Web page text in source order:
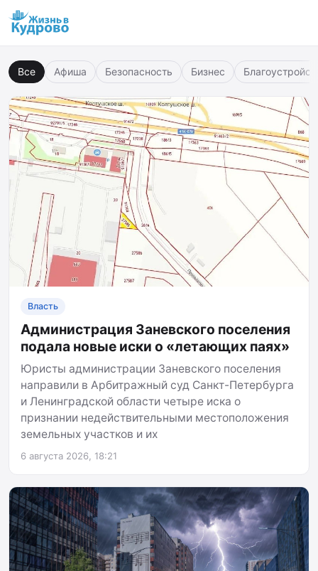
Все Афиша Безопасность Бизнес
Власть
Администрация Заневского поселения
подала новые иски о «летающих паях»
Юристы администрации Заневского поселения
направили в Арбитражный суд Санкт-Петербурга
и Ленинградской области четыре иска о
признании недействительными местоположения
земельных участков и их
6 августа 2026, 18:21